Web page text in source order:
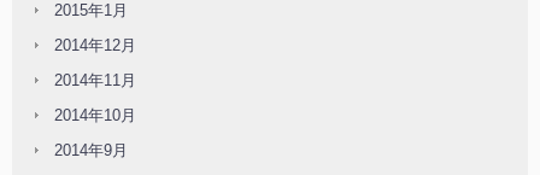
2015年1月
2014年12月
2014年11月
2014年10月
2014年9月